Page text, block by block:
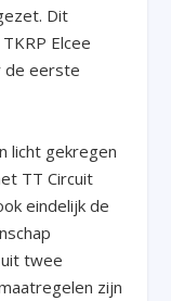
Dit
Elcee
de eerste
licht gekregen
TT Circuit
eindelijk de
twee
zijn